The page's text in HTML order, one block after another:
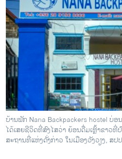
ຊີວິດຊາວລາວ
ຊຸມຊົນຊາວລາວ
ວິທະຍາສາດ-ເທັກໂນໂລຈີ
ທຸລະກິດ
ພາສາອັງກິດ
ວີດີໂອ
ສຽງ
ລາຍການກະຈາຍສຽງ
ຕິດຕາມພວກເຮົາ ທີ່
ບ້ານພັກ Nana Backpackers hostel ບ່
ໄດ້ເສຍຊີວິດທີ່ສົງໄສວ່າ ຍ້ອນດື່ມເຫຼົ້າຂາວ
ສະຖານທີ່ແຫ່ງດັ່ງກ່າວ ໃນເມືອງວັງວຽງ, ສ